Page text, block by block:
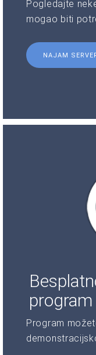
Pogledajte
mogao biti
NAJAM
program
Program